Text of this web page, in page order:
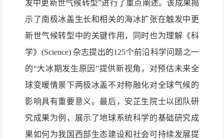
发中更新世气候转型”进行了重点阐述。该成果揭
示了南极冰盖生长和相关的海冰扩张在触发中更
新世气候转型中的关键作用，同时也为理解《科
学》(Science) 杂志提出的125个前沿科学问题之一
的“大冰期发生原因”提供新视角，对预估未来全
球变暖情景下两极冰盖不对称融化对全球气候的
影响具有重要意义。最后，安芷生院士以团队研
究成果为例，展示了地球系统科学的基础研究成
果如何为我国西部生态建设和社会可持续发展提